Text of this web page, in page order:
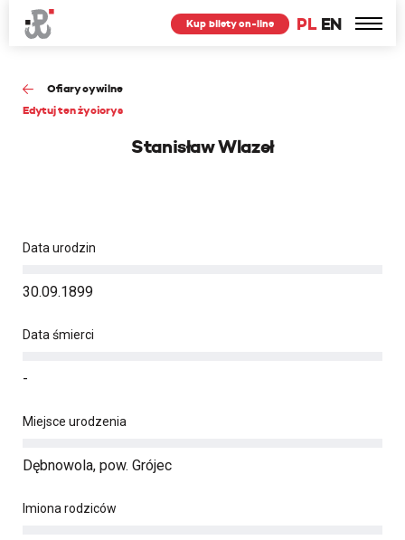
PL EN
Kup bilety on-line
Ofiary cywilne
Edytuj ten życiorys
Stanisław Wlazeł
Data urodzin
30.09.1899
Data śmierci
-
Miejsce urodzenia
Dębnowola, pow. Grójec
Imiona rodziców